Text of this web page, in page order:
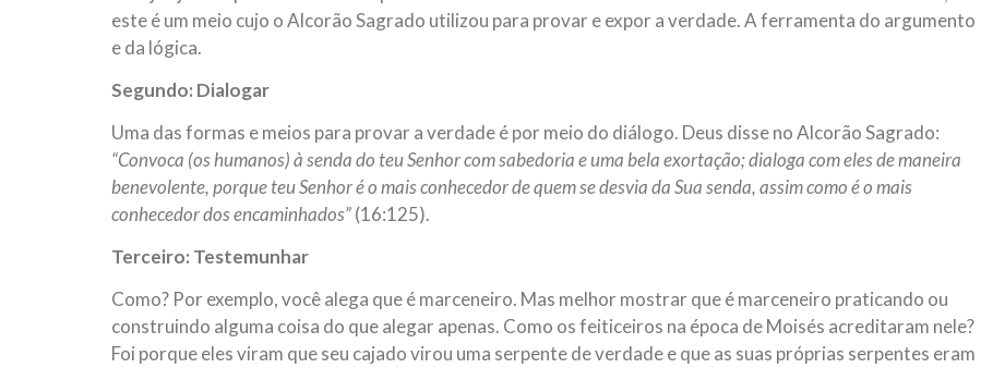
este é um meio cujo o Alcorão Sagrado utilizou para provar e expor a verdade. A ferramenta do argumento
e da lógica.
Segundo: Dialogar
Uma das formas e meios para provar a verdade é por meio do diálogo. Deus disse no Alcorão Sagrado:
“Convoca (os humanos) à senda do teu Senhor com sabedoria e uma bela exortação; dialoga com eles de maneira
benevolente, porque teu Senhor é o mais conhecedor de quem se desvia da Sua senda, assim como é o mais
conhecedor dos encaminhados”(16:125).
Terceiro: Testemunhar
Como? Por exemplo, você alega que é marceneiro. Mas melhor mostrar que é marceneiro praticando ou
construindo alguma coisa do que alegar apenas. Como os feiticeiros na época de Moisés acreditaram nele?
Foi porque eles viram que seu cajado virou uma serpente de verdade e que as suas próprias serpentes eram